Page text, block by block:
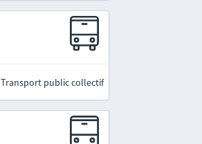
Transport public collectif